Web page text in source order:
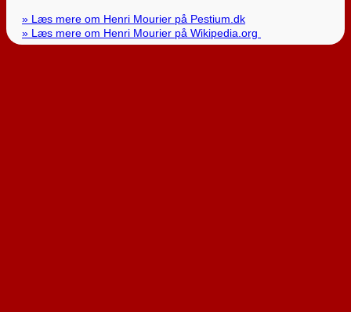
» Læs mere om Henri Mourier på Pestium.dk
» Læs mere om Henri Mourier på Wikipedia.org